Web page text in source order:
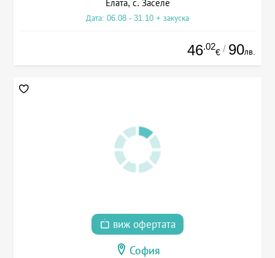
Елата, с. Заселе
Дата: 06.08 - 31.10 + закуска
46.02
€ / 90лв.
виж офертата
София